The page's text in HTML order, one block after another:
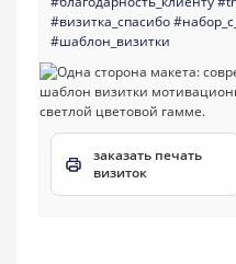
#визитка_спасибо
#шаблон_визитки
заказать печать
визиток